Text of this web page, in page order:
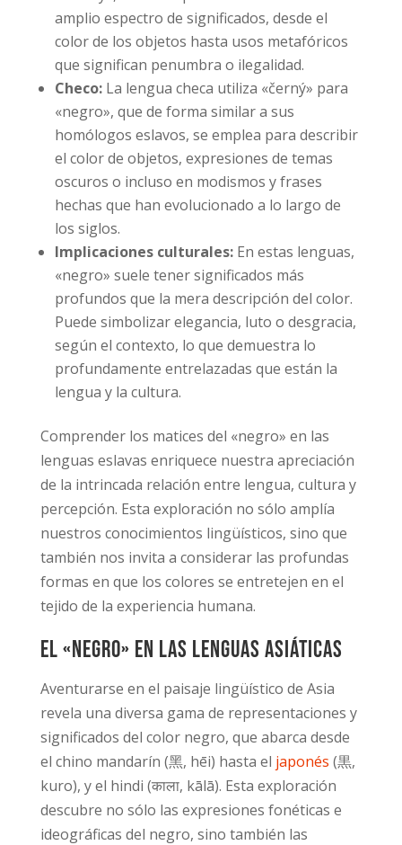
amplio espectro de significados, desde el
color de los objetos hasta usos metafóricos
que significan penumbra o ilegalidad.
Checo:La lengua checa utiliza «černý» para
«negro», que de forma similar a sus
homólogos eslavos, se emplea para describir
el color de objetos, expresiones de temas
oscuros o incluso en modismos y frases
hechas que han evolucionado a lo largo de
los siglos.
Implicaciones culturales:En estas lenguas,
«negro» suele tener significados más
profundos que la mera descripción del color.
Puede simbolizar elegancia, luto o desgracia,
según el contexto, lo que demuestra lo
profundamente entrelazadas que están la
lengua y la cultura.
Comprender los matices del «negro» en las
lenguas eslavas enriquece nuestra apreciación
de la intrincada relación entre lengua, cultura y
percepción. Esta exploración no sólo amplía
nuestros conocimientos lingüísticos, sino que
también nos invita a considerar las profundas
formas en que los colores se entretejen en el
tejido de la experiencia humana.
El «negro» en las lenguas asiáticas
Aventurarse en el paisaje lingüístico de Asia
revela una diversa gama de representaciones y
significados del color negro, que abarca desde
el chino mandarín (黑, hēi) hasta el japonés (黒,
kuro), y el hindi (काला, kālā). Esta exploración
descubre no sólo las expresiones fonéticas e
ideográficas del negro, sino también las